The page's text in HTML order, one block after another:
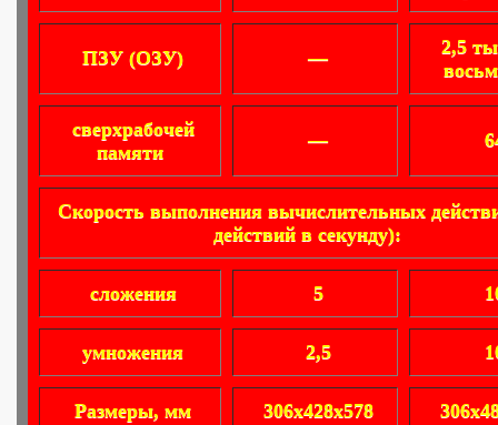
ПЗУ (ОЗУ) —
2,5
сверхрабочей
памяти
—
Скорость выполнения вычислительных
действий в секунду):
сложения 5
умножения 2,5
Размеры, мм 306х428х578